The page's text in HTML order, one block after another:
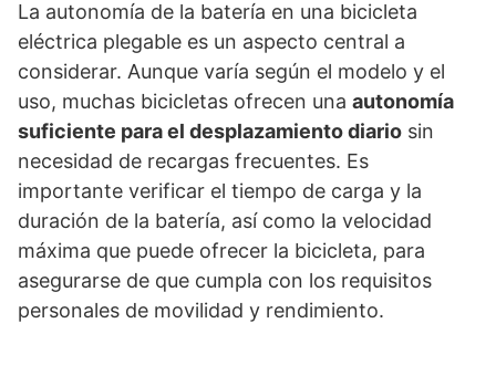
La autonomía de la batería en una bicicleta
eléctrica plegable es un aspecto central a
considerar. Aunque varía según el modelo y el
uso, muchas bicicletas ofrecen una autonomía
suficiente para el desplazamiento diario sin
necesidad de recargas frecuentes. Es
importante verificar el tiempo de carga y la
duración de la batería, así como la velocidad
máxima que puede ofrecer la bicicleta, para
asegurarse de que cumpla con los requisitos
personales de movilidad y rendimiento.